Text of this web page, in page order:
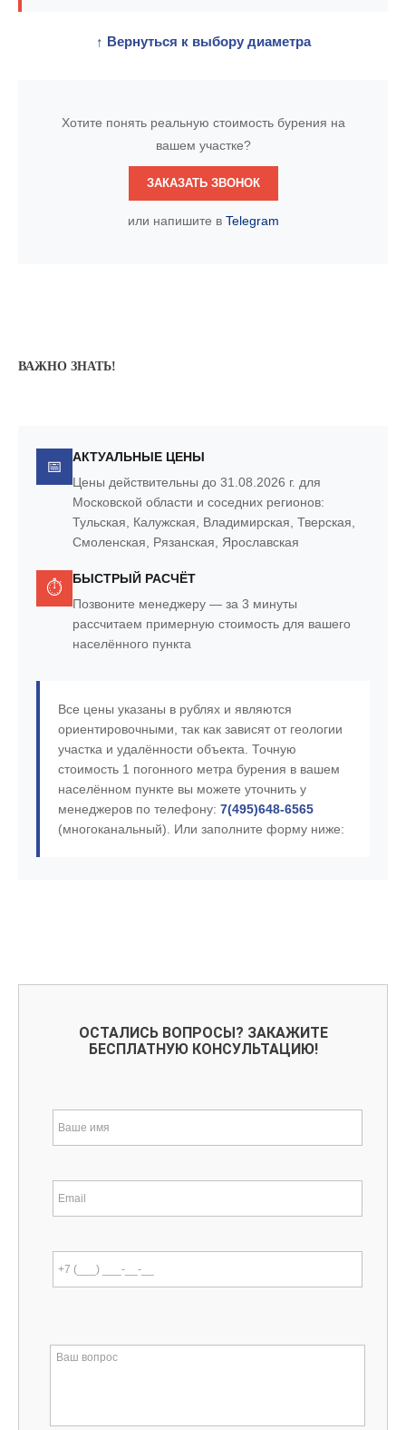
↑ Вернуться к выбору диаметра
Хотите понять реальную стоимость бурения на
вашем участке?
ЗАКАЗАТЬ ЗВОНОК
или напишите в Telegram
ВАЖНО ЗНАТЬ!
📅
АКТУАЛЬНЫЕ ЦЕНЫ
Цены действительны до 31.08.2026 г. для
Московской области и соседних регионов:
Тульская, Калужская, Владимирская, Тверская,
Смоленская, Рязанская, Ярославская
⏱️
БЫСТРЫЙ РАСЧЁТ
Позвоните менеджеру — за 3 минуты
рассчитаем примерную стоимость для вашего
населённого пункта
Все цены указаны в рублях и являются
ориентировочными, так как зависят от геологии
участка и удалённости объекта. Точную
стоимость 1 погонного метра бурения в вашем
населённом пункте вы можете уточнить у
менеджеров по телефону: 7(495)648-6565
(многоканальный). Или заполните форму ниже:
ОСТАЛИСЬ ВОПРОСЫ? ЗАКАЖИТЕ
БЕСПЛАТНУЮ КОНСУЛЬТАЦИЮ!